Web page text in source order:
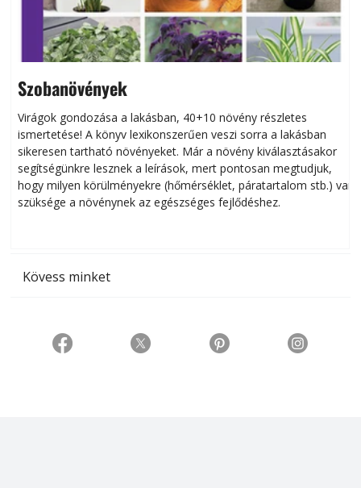
Szobanövények
Virágok gondozása a lakásban, 40+10 növény részletes
ismertetése! A könyv lexikonszerűen veszi sorra a lakásban
sikeresen tart­ha­tó növényeket. Már a növény kiválasztásakor
segítségünkre lesznek a leírások, mert pontosan megtudjuk,
hogy milyen körülményekre (hőmérséklet, páratartalom stb.) van
szüksége a növénynek az egészséges fejlődéshez.
Kövess minket